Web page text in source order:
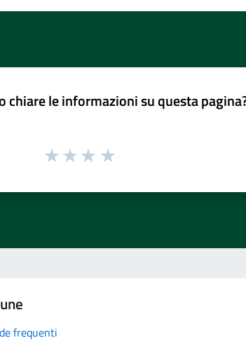
chiare le informazioni su questa
frequenti